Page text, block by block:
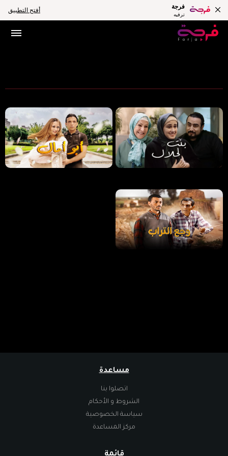
فرجة
ترفيه
أفتح التطبيق
مساعدة
اتصلوا بنا
الشروط و الأحكام
سياسة الخصوصية
مركز المساعدة